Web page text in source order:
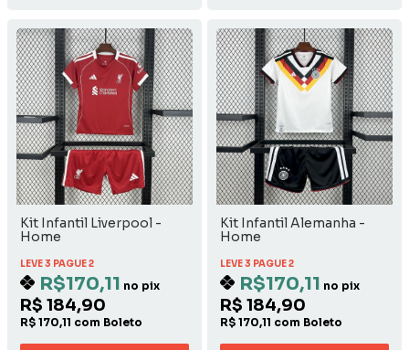
Kit Infantil Liverpool -
Home
LEVE 3 PAGUE 2
R$170,11 no pix
R$ 184,90
R$ 170,11 com Boleto
Kit Infantil Alemanha -
Home
LEVE 3 PAGUE 2
R$170,11 no pix
R$ 184,90
R$ 170,11 com Boleto